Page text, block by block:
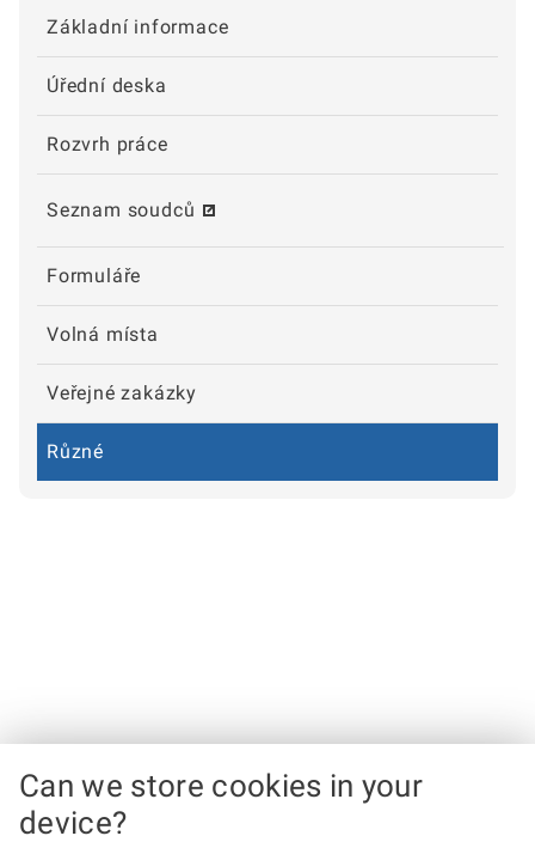
Základní informace
Úřední deska
Rozvrh práce
Seznam soudců
Formuláře
Volná místa
Veřejné zakázky
Různé
Can we store cookies in your
device?